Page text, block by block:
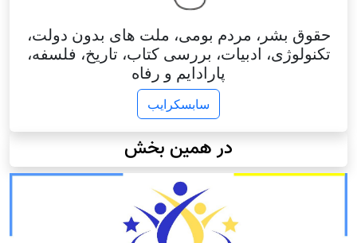
حقوق بشر، مردم بومی، ملت های بدون دولت،
تکنولوژی، ادبیات، بررسی کتاب، تاریخ، فلسفه،
پارادایم و رفاه
سابسکرایب
در همین بخش